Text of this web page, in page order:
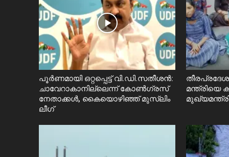
പൂർണമായി ഒറ്റപ്പെട്ട് വി.ഡി.സതീശൻ:
ചാവേറാകാനില്ലെന്ന് കോൺഗ്രസ്
നേതാക്കൾ, കൈയൊഴിഞ്ഞ് മുസ്ലിം
ലീഗ്
മന്ത്രിയെ